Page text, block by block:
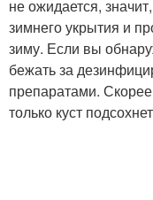
не ожидается,
зимнего укрытия и
зиму. Если вы
бежать за
препаратами. Скорее
только куст